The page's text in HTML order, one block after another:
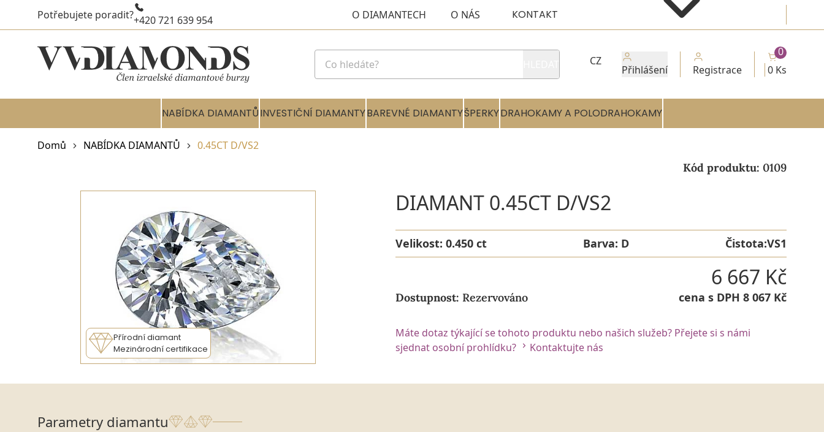
Potřebujete poradit?+420 721 639 954 O DIAMANTECH O NÁS KONTAKT
CZ
Přihlášení Registrace 0 Ks
0
NABÍDKA DIAMANTŮINVESTIČNÍ DIAMANTYBAREVNÉ DIAMANTYŠPERKYDRAHOKAMY A POLODRAHOKAMY
Domů NABÍDKA DIAMANTŮ 0.45CT D/VS2
Kód produktu: 0109
Přírodní diamant
Mezinárodní certifikace
DIAMANT 0.45CT D/VS2
Velikost: 0.450 ct Barva: D Čistota:VS1
Dostupnost: Rezervováno
6 667 Kč
cena s DPH 8 067 Kč
Máte dotaz týkající se tohoto produktu nebo našich služeb? Přejete si s námi
sjednat osobní prohlídku?
Kontaktujte nás
Parametry diamantu